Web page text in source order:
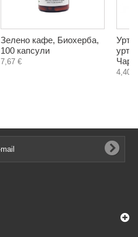
Зелено кафе, Биохерба,
100 капсули
7,67 €
4,40 €